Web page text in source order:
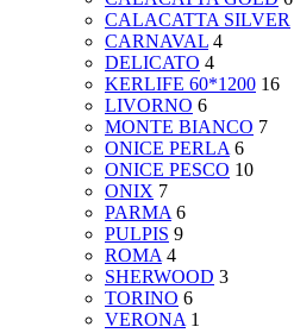
CALACATTA SILVER
CARNAVAL 4
DELICATO 4
KERLIFE 60*1200 16
LIVORNO 6
MONTE BIANCO 7
ONICE PERLA 6
ONICE PESCO 10
ONIX 7
PARMA 6
PULPIS 9
ROMA 4
SHERWOOD 3
TORINO 6
VERONA 1